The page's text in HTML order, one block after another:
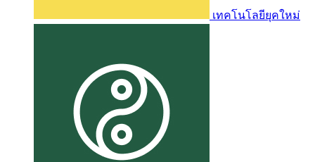
เทคโนโลยียุคใหม่